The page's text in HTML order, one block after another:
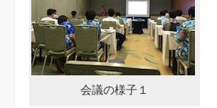
会議の様子１